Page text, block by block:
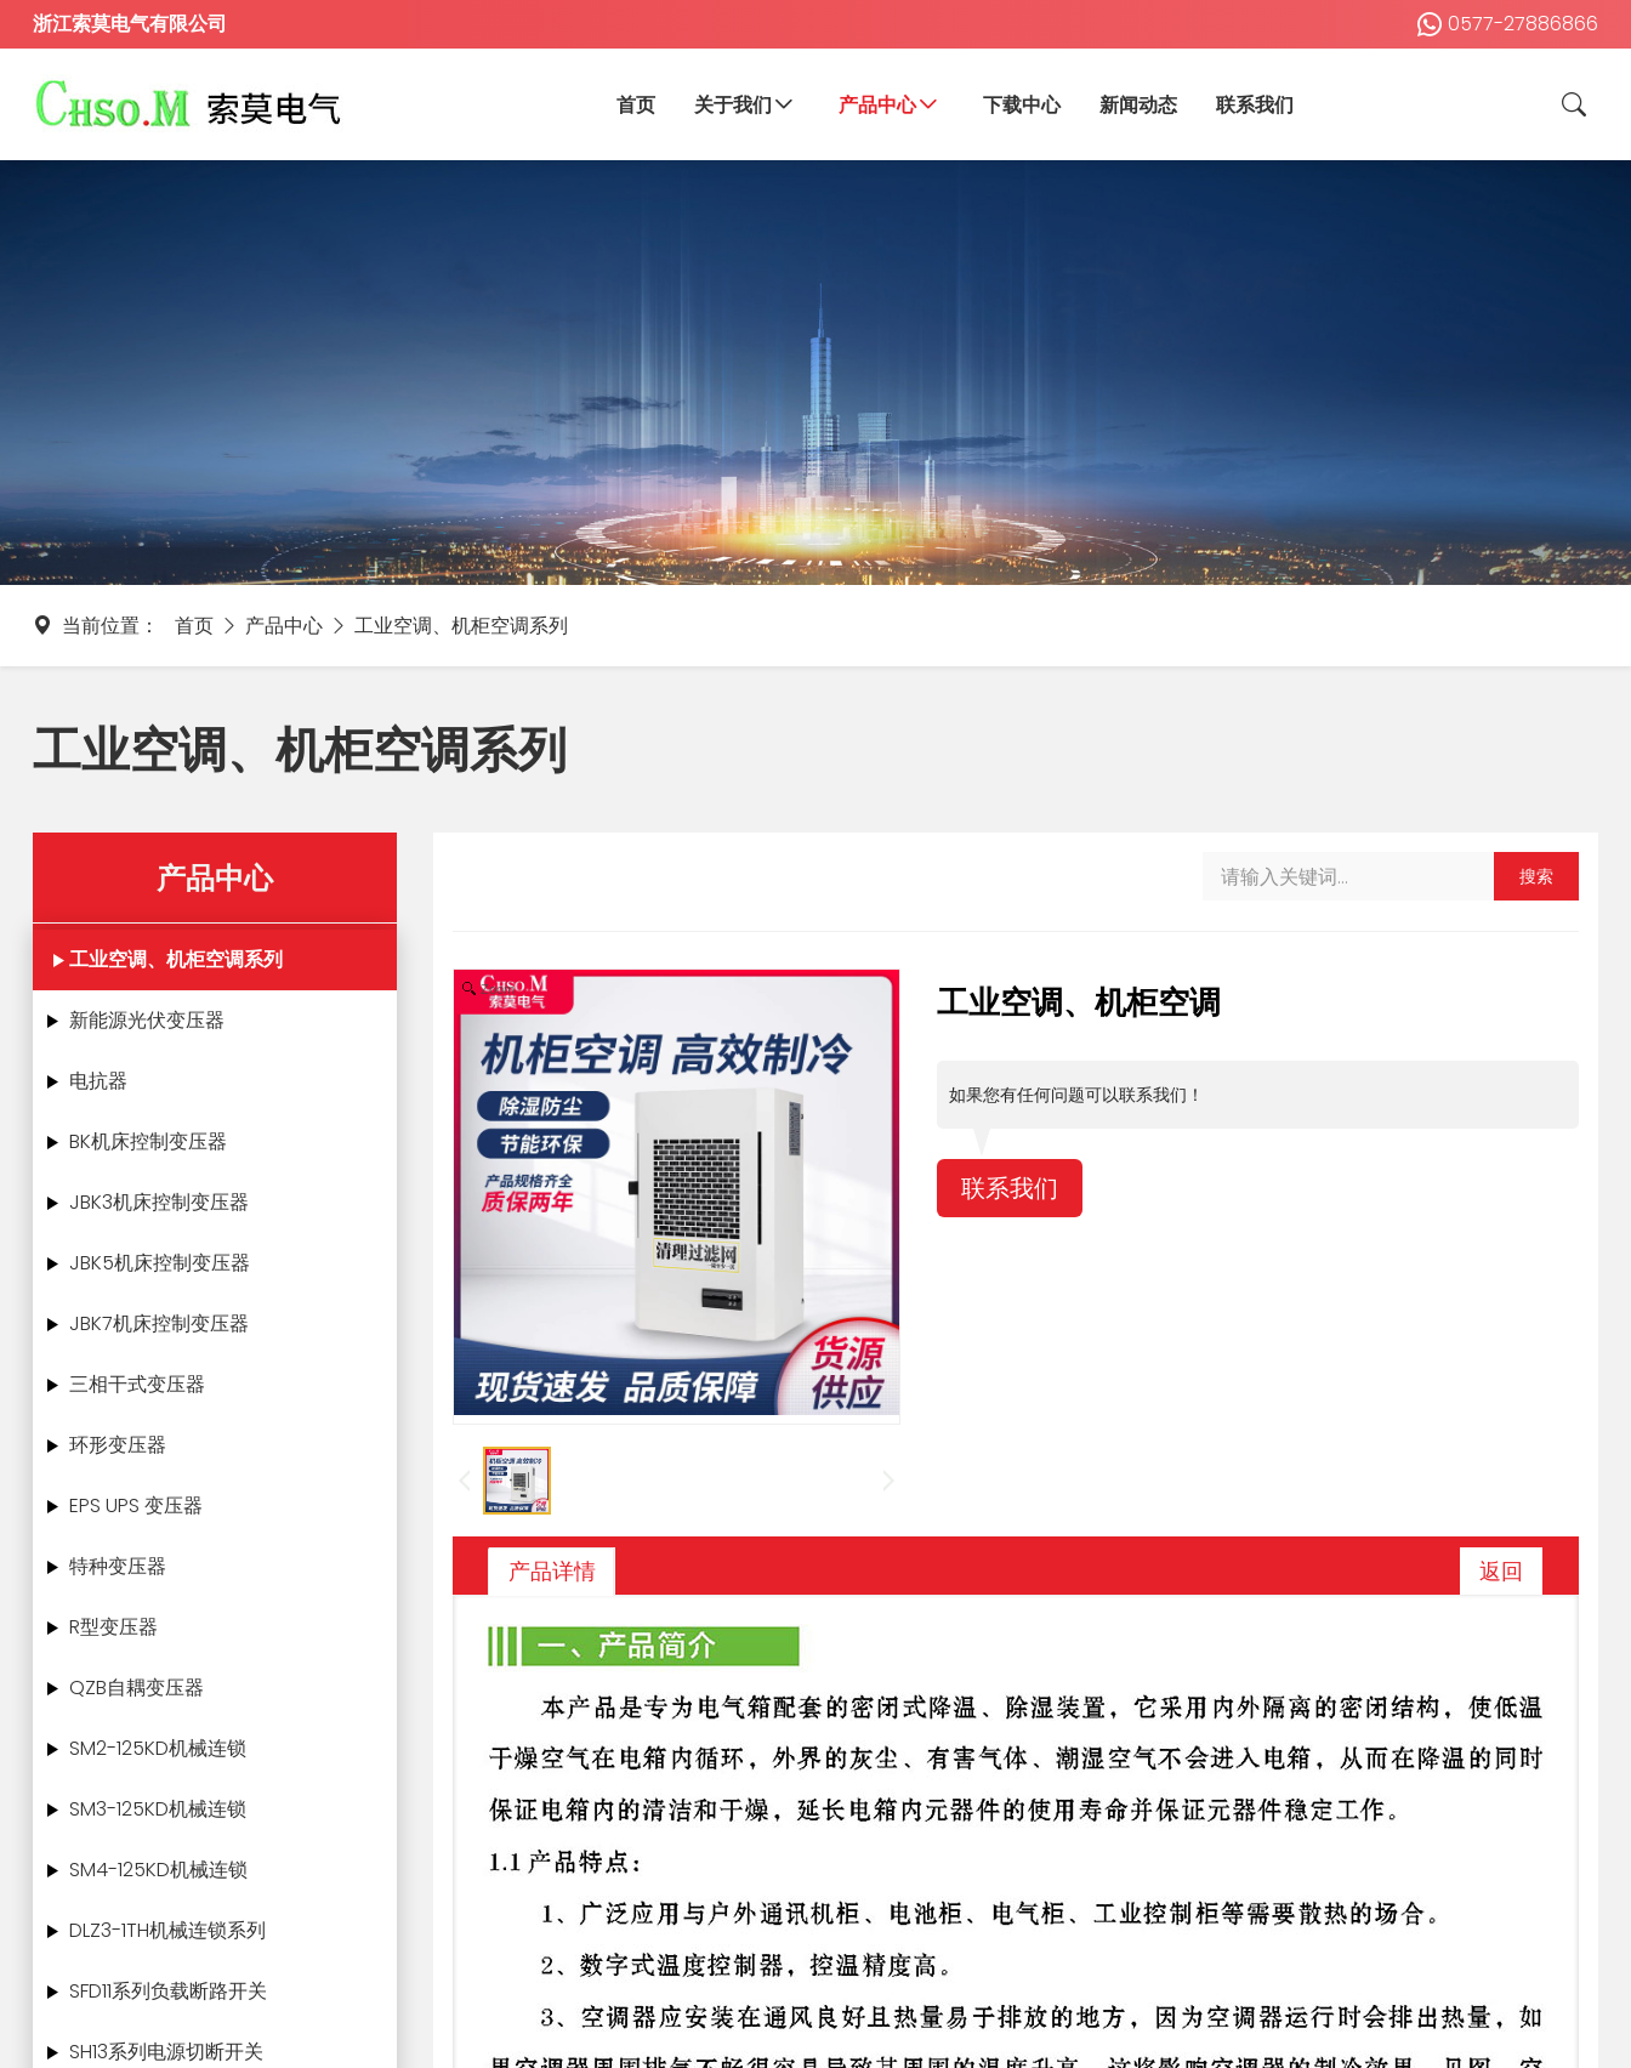
浙江索莫电气有限公司 0577-27886866
首页 关于我们 产品中心 下载中心 新闻动态 联系我们
当前位置： 首页 产品中心 工业空调、机柜空调系列
工业空调、机柜空调系列
产品中心
工业空调、机柜空调系列
新能源光伏变压器
电抗器
BK机床控制变压器
JBK3机床控制变压器
JBK5机床控制变压器
JBK7机床控制变压器
三相干式变压器
环形变压器
EPS UPS 变压器
特种变压器
R型变压器
QZB自耦变压器
SM2-125KD机械连锁
SM3-125KD机械连锁
SM4-125KD机械连锁
DLZ3-1TH机械连锁系列
SFD11系列负载断路开关
SH13系列电源切断开关
搜索
Zoom 工业空调、机柜空调
如果您有任何问题可以联系我们！
联系我们
产品详情 返回